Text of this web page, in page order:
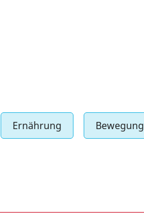
Vorträge
Reisen und Tagesfahrten
Ernährung Bewegung